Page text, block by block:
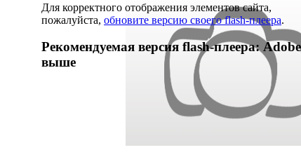
Для корректного отображения элементов сайта,
пожалуйста, обновите версию своего flash-плеера.
Рекомендуемая версия flash-плеера:
выше